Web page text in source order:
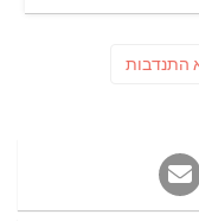
פוסט
התנדבות